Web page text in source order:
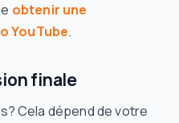
obtenir une
YouTube.
finale
Cela dépend de votre